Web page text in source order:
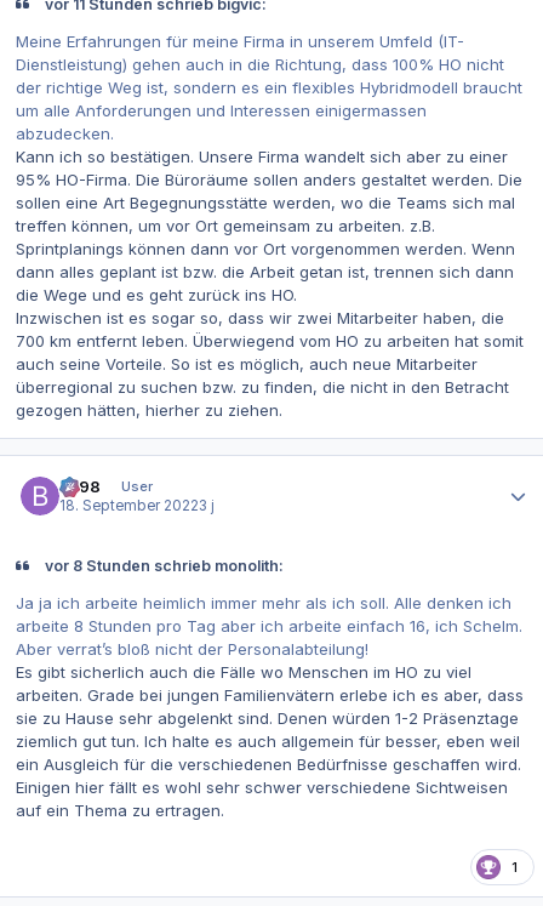
vor 11 Stunden schrieb bigvic:
Meine Erfahrungen für meine Firma in unserem Umfeld (IT-
Dienstleistung) gehen auch in die Richtung, dass 100% HO nicht
der richtige Weg ist, sondern es ein flexibles Hybridmodell braucht
um alle Anforderungen und Interessen einigermassen
abzudecken.
Kann ich so bestätigen. Unsere Firma wandelt sich aber zu einer
95% HO-Firma. Die Büroräume sollen anders gestaltet werden. Die
sollen eine Art Begegnungsstätte werden, wo die Teams sich mal
treffen können, um vor Ort gemeinsam zu arbeiten. z.B.
Sprintplanings können dann vor Ort vorgenommen werden. Wenn
dann alles geplant ist bzw. die Arbeit getan ist, trennen sich dann
die Wege und es geht zurück ins HO.
Inzwischen ist es sogar so, dass wir zwei Mitarbeiter haben, die
700 km entfernt leben. Überwiegend vom HO zu arbeiten hat somit
auch seine Vorteile. So ist es möglich, auch neue Mitarbeiter
überregional zu suchen bzw. zu finden, die nicht in den Betracht
gezogen hätten, hierher zu ziehen.
be98
User
18. September 20223 j
vor 8 Stunden schrieb monolith:
Ja ja ich arbeite heimlich immer mehr als ich soll. Alle denken ich
arbeite 8 Stunden pro Tag aber ich arbeite einfach 16, ich Schelm.
Aber verrat’s bloß nicht der Personalabteilung!
Es gibt sicherlich auch die Fälle wo Menschen im HO zu viel
arbeiten. Grade bei jungen Familienvätern erlebe ich es aber, dass
sie zu Hause sehr abgelenkt sind. Denen würden 1-2 Präsenztage
ziemlich gut tun. Ich halte es auch allgemein für besser, eben weil
ein Ausgleich für die verschiedenen Bedürfnisse geschaffen wird.
Einigen hier fällt es wohl sehr schwer verschiedene Sichtweisen
auf ein Thema zu ertragen.
1